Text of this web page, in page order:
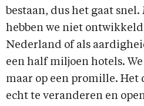
bestaan, dus het gaat snel.
hebben we niet
Nederland of als
een half miljoen hotels.
maar op een promille. Het
echt te veranderen en